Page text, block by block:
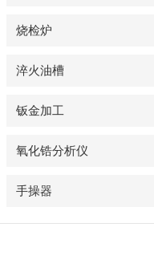
烧检炉
淬火油槽
钣金加工
氧化锆分析仪
手操器